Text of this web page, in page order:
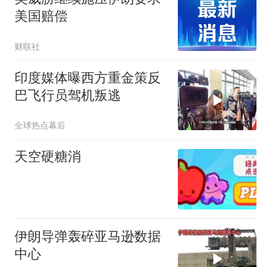
美国赔偿
财联社
印度媒体曝西方重金策反
巴飞行员驾机叛逃
全球热点幕后
天空硬糖消
伊朗导弹轰碎亚马逊数据
中心